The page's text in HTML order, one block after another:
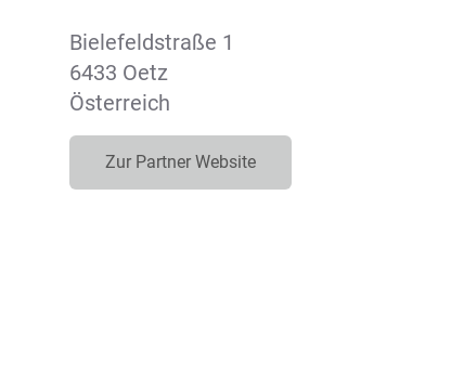
Bielefeldstraße 1
6433 Oetz
Österreich
Zur Partner Website